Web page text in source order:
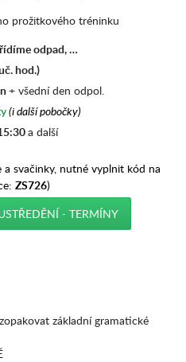
prožitkového tréninku
odpad, …
hod.)
+ všední den odpol.
(i další pobočky)
a další
a svačinky, nutné vyplnit kód na
ZS726)
- TERMÍNY
_
základní gramatické